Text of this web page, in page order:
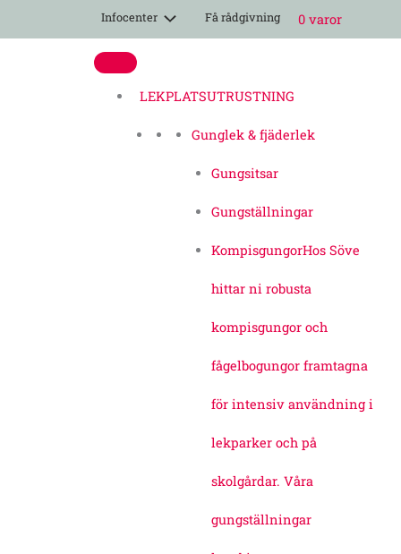
Infocenter Få rådgivning 0 varor
LEKPLATSUTRUSTNING
Gunglek & fjäderlek
Gungsitsar
Gungställningar
KompisgungorHos Söve
hittar ni robusta
kompisgungor och
fågelbogungor framtagna
för intensiv användning i
lekparker och på
skolgårdar. Våra
gungställningar